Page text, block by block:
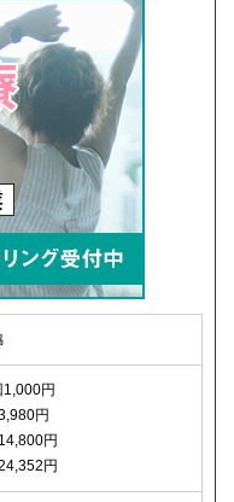
1,000円
円
円
円